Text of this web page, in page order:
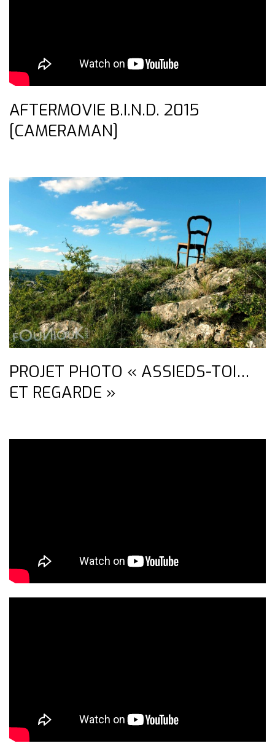
AFTERMOVIE B.I.N.D. 2015
[CAMERAMAN]
PROJET PHOTO « ASSIEDS-TOI…
ET REGARDE »